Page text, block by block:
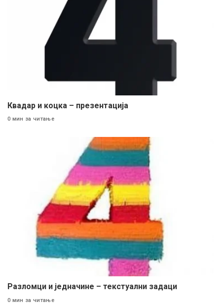
Квадар и коцка – презентација
0 мин за читање
Разломци и једначине – текстуални задаци
0 мин за читање